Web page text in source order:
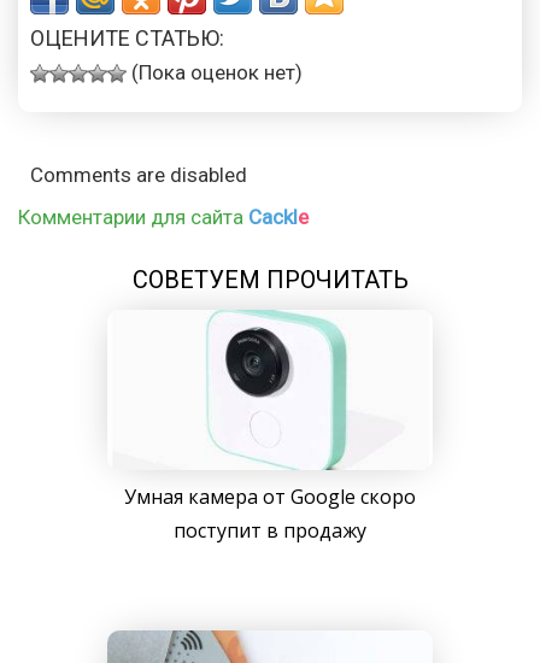
ОЦЕНИТЕ СТАТЬЮ:
(Пока оценок нет)
Comments are disabled
Комментарии для сайта Cackle
СОВЕТУЕМ ПРОЧИТАТЬ
Умная камера от Google скоро
поступит в продажу